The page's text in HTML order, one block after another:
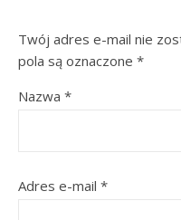
Twój adres e-mail nie
pola są oznaczone *
Nazwa *
Adres e-mail *